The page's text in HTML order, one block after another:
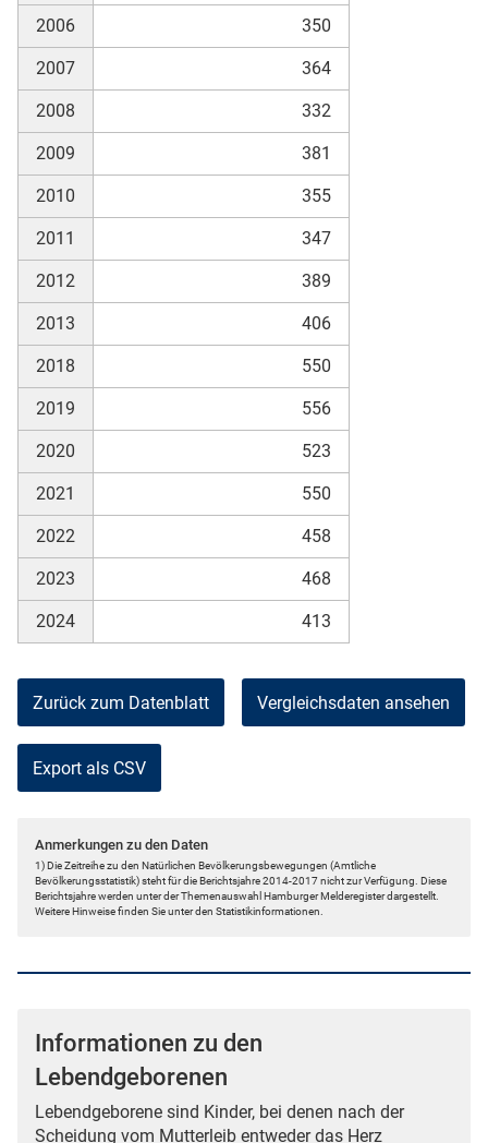
2006 350
2007 364
2008 332
2009 381
2010 355
2011 347
2012 389
2013 406
2018 550
2019 556
2020 523
2021 550
2022 458
2023 468
2024 413
Zurück zum Datenblatt Vergleichsdaten ansehen
Export als CSV
Anmerkungen zu den Daten
1) Die Zeitreihe zu den Natürlichen Bevölkerungsbewegungen (Amtliche
Bevölkerungsstatistik) steht für die Berichtsjahre 2014-2017 nicht zur Verfügung. Diese
Berichtsjahre werden unter der Themenauswahl Hamburger Melderegister dargestellt.
Weitere Hinweise finden Sie unter den Statistikinformationen.
Informationen zu den
Lebendgeborenen
Lebendgeborene sind Kinder, bei denen nach der
Scheidung vom Mutterleib entweder das Herz